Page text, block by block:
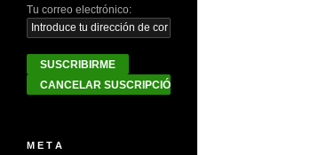
Tu correo electrónico:
M E T A